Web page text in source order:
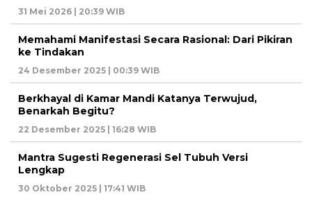
31 Mei 2026 | 20:39 WIB
Memahami Manifestasi Secara Rasional: Dari Pikiran
ke Tindakan
24 Desember 2025 | 00:39 WIB
Berkhayal di Kamar Mandi Katanya Terwujud,
Benarkah Begitu?
22 Desember 2025 | 16:28 WIB
Mantra Sugesti Regenerasi Sel Tubuh Versi
Lengkap
30 Oktober 2025 | 17:41 WIB